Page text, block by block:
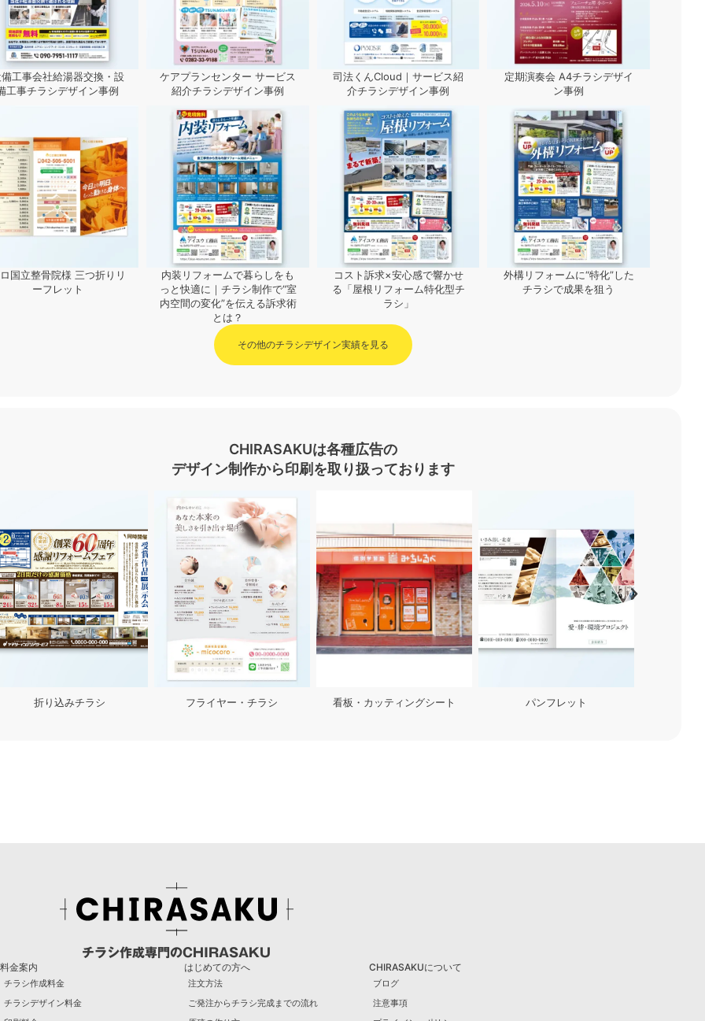
工事会社給湯器交換・設
工事チラシデザイン事例
ケアプランセンター サービス
紹介チラシデザイン事例
司法くんCloud｜サービス紹
介チラシデザイン事例
定期演奏会 A4チラシデザイ
ン事例
国立整骨院様 三つ折りリ
ーフレット
内装リフォームで暮らしをも
っと快適に｜チラシ制作で“室
内空間の変化”を伝える訴求術
とは？
コスト訴求×安心感で響かせ
る「屋根リフォーム特化型チ
ラシ」
外構リフォームに“特化”した
チラシで成果を狙う
その他のチラシデザイン実績を見る
CHIRASAKUは各種広告の
デザイン制作から印刷を取り扱っております
フライヤー・チラシ 看板・カッティングシート パンフレット リーフレット
チラシ作成専門のCHIRASAKU
料金案内
チラシ作成料金
チラシデザイン料金
はじめての方へ
注文方法
ご発注からチラシ完成までの流れ
CHIRASAKUについて
ブログ
注意事項